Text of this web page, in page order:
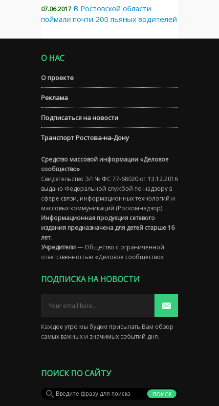
07.06.2017 В Ростовской области
поймали почти 200 пьяных водителей
О НАС
О проекте
Реклама
Подписаться на новости
Транспорт Ростова-на-Дону
Средство массовой информации «Деловое
сообщество»
Свидетельство ЭЛ № ФС 77-68020 от 13.12.2016
выдано Федеральной службой по надзору в
сфере связи, информационных технологий и
массовых коммуникаций (Роскомнадзор)
Информационная продукция сетевого
издания предназначена для детей старше 16
лет.
Учредители— Общество с ограниченной
ответственностью «Деловое сообщество»
ПОДПИСКА НА НОВОСТИ
Каждое утро мы будем присылать Вам обзор
самых важных и значимых событий дня.
ПОИСК ПО САЙТУ